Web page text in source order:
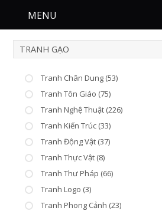
MENU
TRANH GẠO
Tranh Chân Dung (53)
Tranh Tôn Giáo (75)
Tranh Nghệ Thuật (226)
Tranh Kiến Trúc (33)
Tranh Động Vật (37)
Tranh Thực Vật (8)
Tranh Thư Pháp (66)
Tranh Logo (3)
Tranh Phong Cảnh (23)